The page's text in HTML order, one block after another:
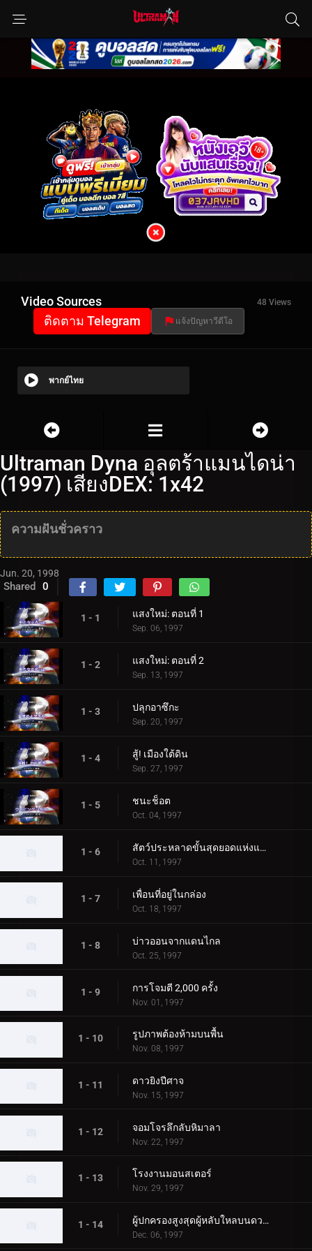
Video Sources 48 Views
ติดตาม Telegram แจ้งปัญหาวีดีโอ
พากย์ไทย
Ultraman Dyna อุลตร้าแมนไดน่า
(1997) เสียงDEX: 1x42
ความฝันชั่วคราว
Jun. 20, 1998
Shared 0
1 - 1 แสงใหม่: ตอนที่ 1
Sep. 06, 1997
1 - 2 แสงใหม่: ตอนที่ 2
Sep. 13, 1997
1 - 3 ปลุกอาซึกะ
Sep. 20, 1997
1 - 4 สู้! เมืองใต้ดิน
Sep. 27, 1997
1 - 5 ชนะช็อต
Oct. 04, 1997
1 - 6 สัตว์ประหลาดขั้นสุดยอดแห่งแผ่นดิน
Oct. 11, 1997
1 - 7 เพื่อนที่อยู่ในกล่อง
Oct. 18, 1997
1 - 8 บ่าวออนจากแดนไกล
Oct. 25, 1997
1 - 9 การโจมตี 2,000 ครั้ง
Nov. 01, 1997
1 - 10 รูปภาพต้องห้ามบนพื้น
Nov. 08, 1997
1 - 11 ดาวยิงปีศาจ
Nov. 15, 1997
1 - 12 จอมโจรลึกลับหิมาลา
Nov. 22, 1997
1 - 13 โรงงานมอนสเตอร์
Nov. 29, 1997
1 - 14 ผู้ปกครองสูงสุดผู้หลับใหลบนดวงจันทร์
Dec. 06, 1997